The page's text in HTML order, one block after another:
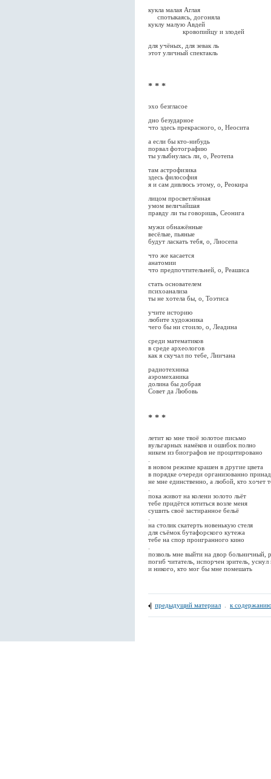
кукла малая Аглая
спотыкаясь, догоняла
куклу малую Авдей
кровопийцу и злодей
для учёных, для зевак ль
этот уличный спектакль
* * *
эхо безгласое
дно безударное
что здесь прекрасного, о, Неосита
а если бы кто-нибудь
порвал фотографию
ты улыбнулась ли, о, Реотепа
там астрофизика
здесь философия
я и сам дивлюсь этому, о, Реокира
лицом просветлённая
умом величайшая
правду ли ты говоришь, Сеонига
мужи обнажённые
весёлые, пьяные
будут ласкать тебя, о, Лиосепа
что же касается
анатомии
что предпочтительней, о, Реашиса
стать основателем
психоанализа
ты не хотела бы, о, Тоэтиса
учите историю
любите художника
чего бы ни стоило, о, Леадина
среди математиков
в среде археологов
как я скучал по тебе, Лиичана
радиотехника
аэромеханика
долина бы добрая
Совет да Любовь
* * *
летит ко мне твоё золотое письмо
вульгарных намёков и ошибок полно
никем из биографов не процитировано
в новом режиме крашен в другие цвета
в порядке очереди организованно
не мне единственно, а любой, кто хочет
пока живот на колени золото льёт
тебе придётся ютиться возле меня
сушить своё застиранное бельё
на столик скатерть новенькую стеля
для съёмок бутафорского кутежа
тебе на спор проигранного кино
позволь мне выйти на двор больничный,
погиб читатель, испорчен зритель, уснул
и никого, кто мог бы мне помешать
предыдущий материал к